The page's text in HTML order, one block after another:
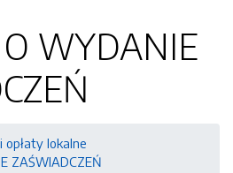
WYDANIE
opłaty lokalne
ZAŚWIADCZEŃ